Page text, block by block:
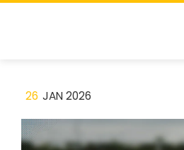
Skip
26 JAN 2026